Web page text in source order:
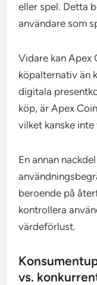
eller spel. Detta
användare som
Vidare kan Apex
köpalternativ än
digitala
köp, är Apex
vilket kanske
En annan
beroende på
kontrollera
värdeförlust.
vs.